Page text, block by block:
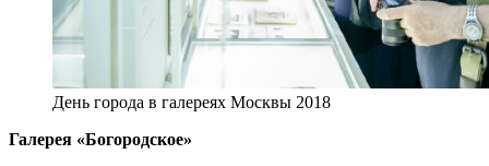
День города в галереях Москвы 2018
Галерея «Богородское»